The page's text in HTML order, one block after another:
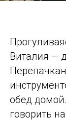
Виталия —
обед
говорить